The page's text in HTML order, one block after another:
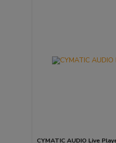
CYMATIC AUDIO Live